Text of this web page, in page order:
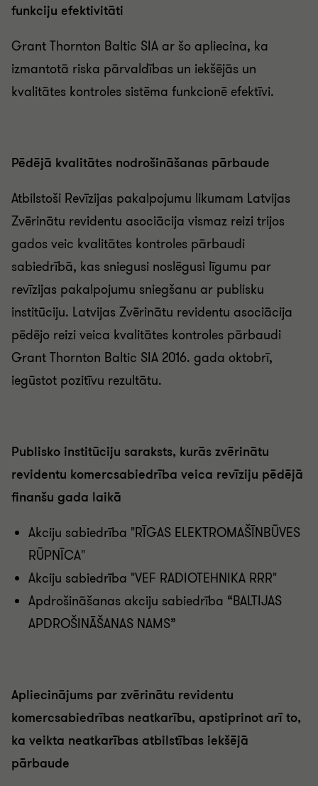
funkciju efektivitāti
Grant Thornton Baltic SIA ar šo apliecina, ka
izmantotā riska pārvaldības un iekšējās un
kvalitātes kontroles sistēma funkcionē efektīvi.
Pēdējā kvalitātes nodrošināšanas pārbaude
Atbilstoši Revīzijas pakalpojumu likumam Latvijas
Zvērinātu revidentu asociācija vismaz reizi trijos
gados veic kvalitātes kontroles pārbaudi
sabiedrībā, kas sniegusi noslēgusi līgumu par
revīzijas pakalpojumu sniegšanu ar publisku
institūciju. Latvijas Zvērinātu revidentu asociācija
pēdējo reizi veica kvalitātes kontroles pārbaudi
Grant Thornton Baltic SIA 2016. gada oktobrī,
iegūstot pozitīvu rezultātu.
Publisko institūciju saraksts, kurās zvērinātu
revidentu komercsabiedrība veica revīziju pēdējā
finanšu gada laikā
Akciju sabiedrība "RĪGAS ELEKTROMAŠĪNBŪVES
RŪPNĪCA"
Akciju sabiedrība "VEF RADIOTEHNIKA RRR"
Apdrošināšanas akciju sabiedrība “BALTIJAS
APDROŠINĀŠANAS NAMS”
Apliecinājums par zvērinātu revidentu
komercsabiedrības neatkarību, apstiprinot arī to,
ka veikta neatkarības atbilstības iekšējā
pārbaude